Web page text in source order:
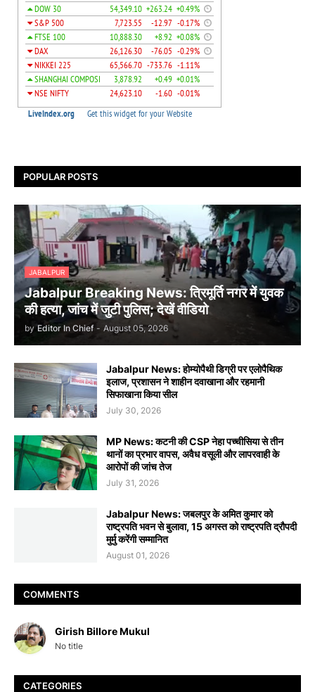
POPULAR POSTS
JABALPUR
Jabalpur Breaking News: त्रिमूर्ति नगर में युवक
की हत्या, जांच में जुटी पुलिस; देखें वीडियो
by Editor In Chief - August 05, 2026
Jabalpur News: होम्योपैथी डिग्री पर एलोपैथिक
इलाज, प्रशासन ने शाहीन दवाखाना और रहमानी
सिफाखाना किया सील
July 30, 2026
MP News: कटनी की CSP नेहा पच्चीसिया से तीन
थानों का प्रभार वापस, अवैध वसूली और लापरवाही के
आरोपों की जांच तेज
July 31, 2026
Jabalpur News: जबलपुर के अमित कुमार को
राष्ट्रपति भवन से बुलावा, 15 अगस्त को राष्ट्रपति द्रौपदी
मुर्मु करेंगी सम्मानित
August 01, 2026
COMMENTS
Girish Billore Mukul
No title
CATEGORIES